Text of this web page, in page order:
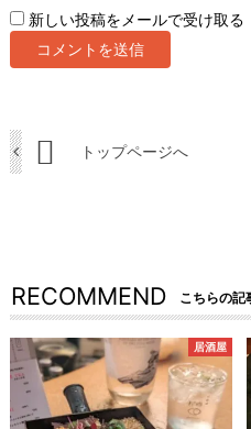
新しい投稿をメールで受け取る
トップページへ
RECOMMEND こちらの記
居酒屋